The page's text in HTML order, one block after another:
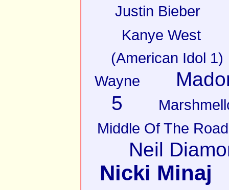
Justin Bieber
Kanye West
(American Idol 1)
Wayne
5
Middle Of The Road
Neil
Nicki Minaj